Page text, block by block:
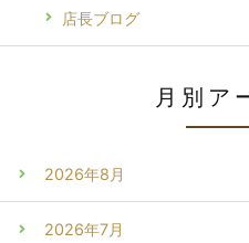
店長ブログ
月別ア
2026年8月
2026年7月